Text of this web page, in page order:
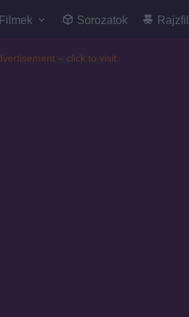
Filmek Sorozatok